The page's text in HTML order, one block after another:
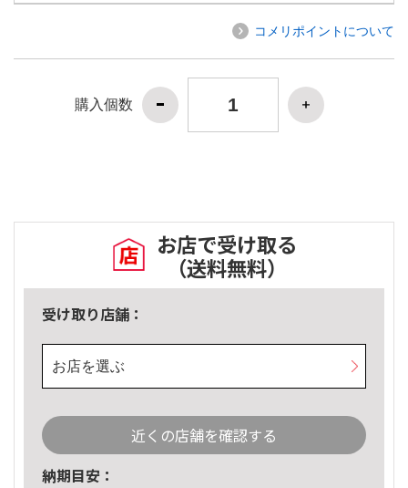
コメリポイントについて
購入個数
お店で受け取る
（送料無料）
受け取り店舗：
お店を選ぶ
近くの店舗を確認する
納期目安：